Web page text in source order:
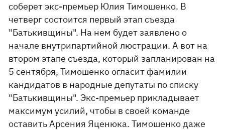
соберет экс-премьер Юлия Тимошенко. В
четверг состоится первый этап съезда
"Батькивщины". На нем будет заявлено о
начале внутрипартийной люстрации. А вот на
втором этапе съезда, который запланирован на
5 сентября, Тимошенко огласит фамилии
кандидатов в народные депутаты по списку
"Батькивщины". Экс-премьер прикладывает
максимум усилий, чтобы в своей команде
оставить Арсения Яценюка. Тимошенко даже